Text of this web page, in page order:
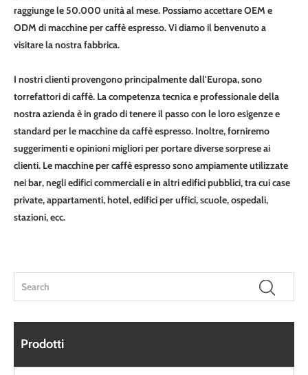
raggiunge le 50.000 unità al mese. Possiamo accettare OEM e
ODM di macchine per caffè espresso. Vi diamo il benvenuto a
visitare la nostra fabbrica.
I nostri clienti provengono principalmente dall'Europa, sono
torrefattori di caffè. La competenza tecnica e professionale della
nostra azienda è in grado di tenere il passo con le loro esigenze e
standard per le macchine da caffè espresso. Inoltre, forniremo
suggerimenti e opinioni migliori per portare diverse sorprese ai
clienti. Le macchine per caffè espresso sono ampiamente utilizzate
nei bar, negli edifici commerciali e in altri edifici pubblici, tra cui case
private, appartamenti, hotel, edifici per uffici, scuole, ospedali,
stazioni, ecc.
Prodotti